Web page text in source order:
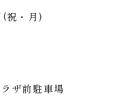
祝・月)
ザ前駐車場